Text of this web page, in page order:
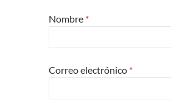
Nombre *
Correo electrónico *